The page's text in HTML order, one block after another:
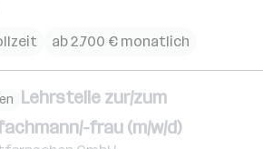
ab 2.700 € monatlich
Lehrstelle zur/zum
frau (m/w/d)